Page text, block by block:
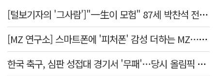
[털보기자의 '그사람']"一生이 모험" 87세 박찬석 전 경북대 총장
[MZ 연구소] 스마트폰에 '피처폰' 감성 더하는 MZ… 히퍼와 줄이어폰
한국 축구, 심판 성접대 경기서 '무패'…당시 올림픽 감독은 홍명보